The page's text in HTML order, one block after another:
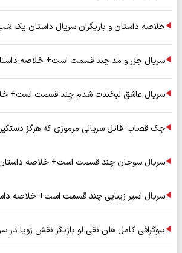
خلاصه داستان و بازیگران سریال داستان یک
سریال جزر و مد چند قسمت است+ خلاصه
سریال عاشق لبخندت شدم چند قسمت است+
جک قصاب؛ قاتل سریالی مرموزی که هرگز
سریال سوجان چند قسمت است+ خلاصه داستان
سریال اسیر زیبایی چند قسمت است+ خلاصه
بیوگرافی کامل هلن نقی لو بازیگر نقش زویا در